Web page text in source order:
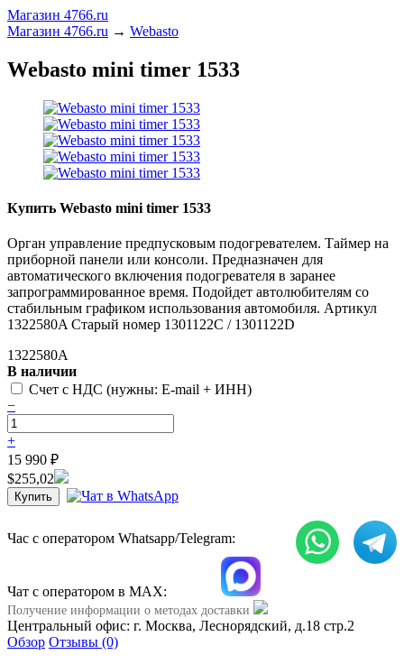
Магазин 4766.ru
Магазин 4766.ru → Webasto
Webasto mini timer 1533
Купить Webasto mini timer 1533
Орган управление предпусковым подогревателем. Таймер на
приборной панели или консоли. Предназначен для
автоматического включения подогревателя в заранее
запрограммированное время. Подойдет автолюбителям со
стабильным графиком использования автомобиля. Артикул
1322580A Старый номер 1301122C / 1301122D
1322580A
В наличии
Счет c НДС (нужны: E-mail + ИНН)
−
+
15 990 ₽
$255,02
Час с оператором Whatsapp/Telegram:
Чат с оператором в МАХ:
Получение информации о методах доставки
Центральный офис: г. Москва, Леснорядский, д.18 стр.2
Обзор Отзывы (0)